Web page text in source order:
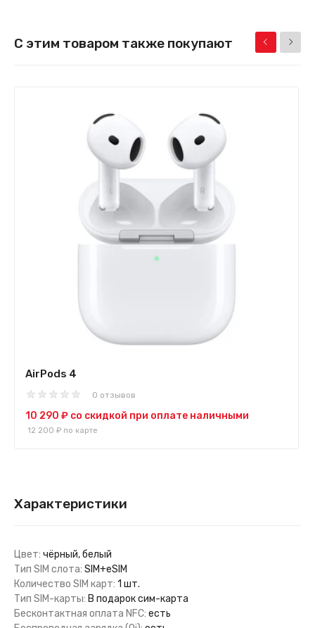
С этим товаром также покупают
AirPods 4
0 отзывов
10 290 ₽ со скидкой при оплате наличными
12 200 ₽ по карте
Характеристики
Цвет: чёрный, белый
Тип SIM слота: SIM+eSIM
Количество SIM карт: 1 шт.
Тип SIM-карты: В подарок сим-карта
Бесконтактная оплата NFC: есть